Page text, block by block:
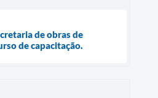
de obras de
de capacitação.